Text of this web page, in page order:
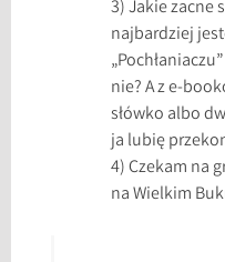
3) Jakie zacne
najbardziej
nie? A z e-
słówko albo
ja lubię
4) Czekam na
na Wielkim